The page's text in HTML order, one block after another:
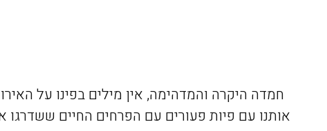
חמדה היקרה והמדהימה, אין מילים בפינו על
אותנו עם פיות פעורים עם הפרחים החיים ששדרגו